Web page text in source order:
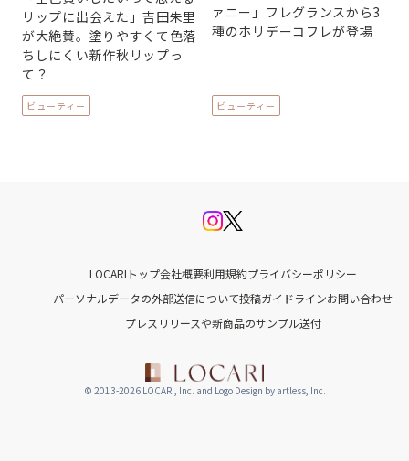
リップに出会えた」吉田朱里
が大絶賛。塗りやすくて色落
ちしにくい新作秋リップっ
て？
ビューティー
ァニー」フレグランスから3
種のホリデーコフレが登場
ビューティー
LOCARIトップ会社概要利用規約プライバシーポリシー
パーソナルデータの外部送信について投稿ガイドラインお問い合わせ
プレスリリースや新商品のサンプル送付
© 2013-2026 LOCARI, Inc. and Logo Design by artless, Inc.